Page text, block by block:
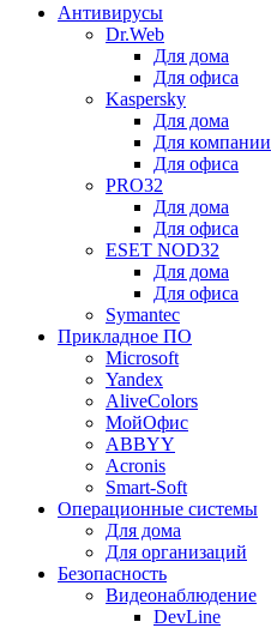
Антивирусы
Dr.Web
Для дома
Для офиса
Kaspersky
Для дома
Для компании
Для офиса
PRO32
Для дома
Для офиса
ESET NOD32
Для дома
Для офиса
Symantec
Прикладное ПО
Microsoft
Yandex
AliveColors
МойОфис
ABBYY
Acronis
Smart-Soft
Операционные системы
Для дома
Для организаций
Безопасность
Видеонаблюдение
DevLine